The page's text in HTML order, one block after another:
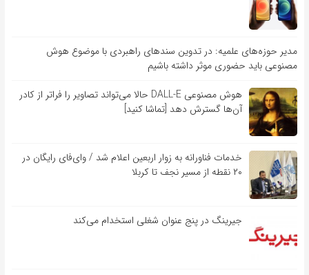
مدیر حوزه‌های علمیه: در تدوین سندهای راهبردی با موضوع هوش
مصنوعی باید حضوری موثر داشته باشیم
هوش مصنوعی DALL-E حالا می‌تواند تصاویر را فراتر از کادر
آن‌ها گسترش دهد [تماشا کنید]
خدمات فناورانه به زوار اربعین اعلام شد / وای‌فای رایگان در
۲۰ نقطه از مسیر نجف تا کربلا
جیرینگ در پنج عنوان شغلی استخدام می‌کند